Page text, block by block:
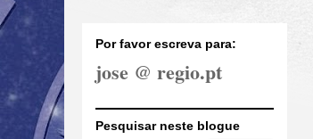
Por favor escreva para:
jose @ regio.pt
Pesquisar neste blogue